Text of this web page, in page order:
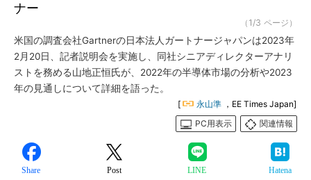
ナー
（1/3 ページ）
米国の調査会社Gartnerの日本法人ガートナージャパンは2023年
2月20日、記者説明会を実施し、同社シニアディレクターアナリ
ストを務める山地正恒氏が、2022年の半導体市場の分析や2023
年の見通しについて詳細を語った。
[ 永山準 ，EE Times Japan]
PC用表示
関連情報
Share Post LINE Hatena